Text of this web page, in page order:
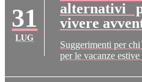
31
LUG
alternativi
vivere
Suggerimenti per
per le vacanze